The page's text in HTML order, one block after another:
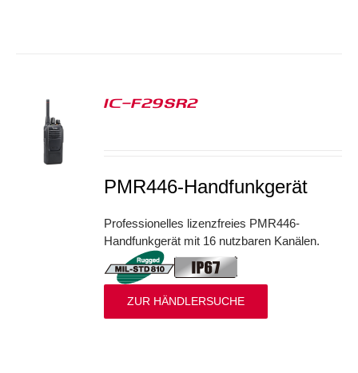
IC-F29SR2
PMR446-Handfunkgerät
Professionelles lizenzfreies PMR446-
Handfunkgerät mit 16 nutzbaren Kanälen.
ZUR HÄNDLERSUCHE